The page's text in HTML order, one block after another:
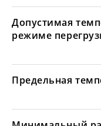
Допустимая
режиме
Предельная